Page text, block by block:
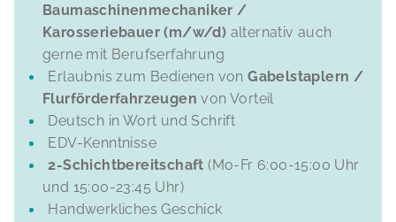
Baumaschinenmechaniker /
Karosseriebauer (m/w/d) alternativ auch
gerne mit Berufserfahrung
Erlaubnis zum Bedienen vonGabelstaplern /
Flurförderfahrzeugen von Vorteil
Deutsch in Wort und Schrift
EDV-Kenntnisse
2-Schichtbereitschaft (Mo-Fr 6:00-15:00 Uhr
und 15:00-23:45 Uhr)
Handwerkliches Geschick